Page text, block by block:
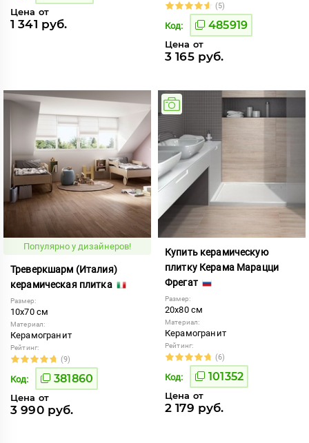
Цена от
1 341 руб.
(5)
Код: 485919
Цена от
3 165 руб.
Популярно у дизайнеров!
Треверкшарм (Италия)
керамическая плитка
Размер:
10x70 см
Материал:
Керамогранит
Рейтинг:
(9)
Код: 381860
Цена от
3 990 руб.
Купить керамическую
плитку Керама Марацци
Фрегат
Размер:
20x80 см
Материал:
Керамогранит
Рейтинг:
(6)
Код: 101352
Цена от
2 179 руб.